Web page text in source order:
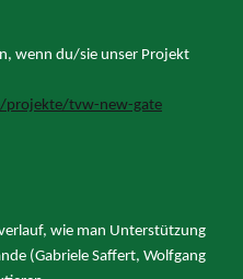
wenn du/sie unser Projekt
projekte/tvw-new-gate
wie man Unterstützung
(Gabriele Saffert, Wolfgang